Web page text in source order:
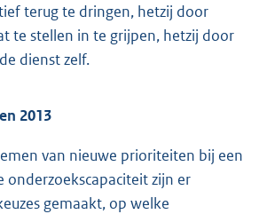
terug te dringen, hetzij door
te stellen in te grijpen, hetzij door
dienst zelf.
2013
van nieuwe prioriteiten bij een
onderzoekscapaciteit zijn er
gemaakt, op welke